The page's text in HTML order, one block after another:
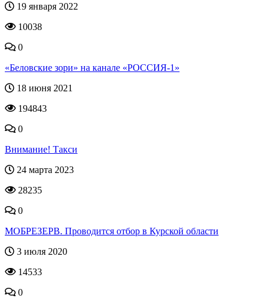
19 января 2022
10038
0
«Беловские зори» на канале «РОССИЯ-1»
18 июня 2021
194843
0
Внимание! Такси
24 марта 2023
28235
0
МОБРЕЗЕРВ. Проводится отбор в Курской области
3 июля 2020
14533
0